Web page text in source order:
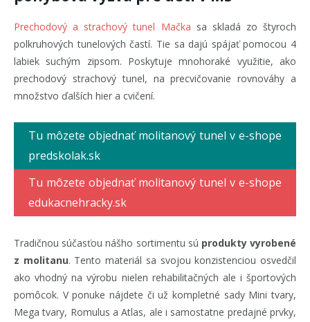
Prechodový a strachový tunel Mačka sa skladá zo štyroch
polkruhových tunelových častí. Tie sa dajú spájať pomocou 4
labiek suchým zipsom. Poskytuje mnohoraké využitie, ako
prechodový strachový tunel, na precvičovanie rovnováhy a
množstvo ďalších hier a cvičení.
Tu môzete objednať molitanový tunel v e-shope
predskolak.sk
Tu môzete objednať molitanový tunel v e-shope
edukacnehracky.sk
Tradičnou súčasťou nášho sortimentu sú produkty vyrobené
z molitanu. Tento materiál sa svojou konzistenciou osvedčil
ako vhodný na výrobu nielen rehabilitačných ale i športových
pomôcok. V ponuke nájdete či už kompletné sady Mini tvary,
Mega tvary, Romulus a Atlas, ale i samostatne predajné prvky,